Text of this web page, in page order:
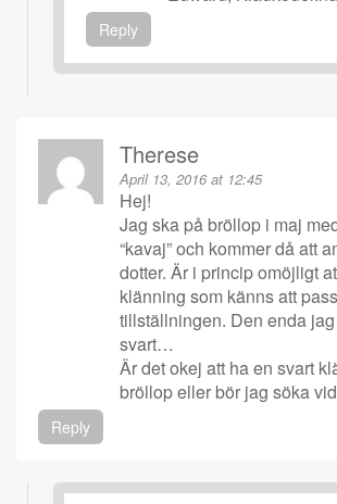
Reply
Therese
April 13, 2016 at 12:45
Hej!
Jag ska på bröllop i maj
“kavaj” och kommer då att
dotter. Är i princip omöjligt
klänning som känns att
tillställningen. Den enda
svart…
Är det okej att ha en svart
bröllop eller bör jag söka
Reply